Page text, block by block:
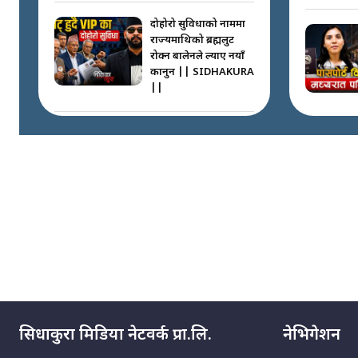
दोहोरो सुविधाको नाममा
राज्यमाथिको ब्रह्मलुट
रोक्न बालेनले ल्याए नयाँ
कानुन || SIDHAKURA
निम्सदाइसँगै अस्ताएका
सिधाकुरा मिडिया नेटवर्क प्रा.लि. नेभिगेशन